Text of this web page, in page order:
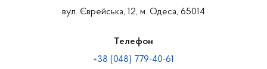
вул. Єврейська, 12, м. Одеса, 65014
Телефон
+38 (048) 779-40-61